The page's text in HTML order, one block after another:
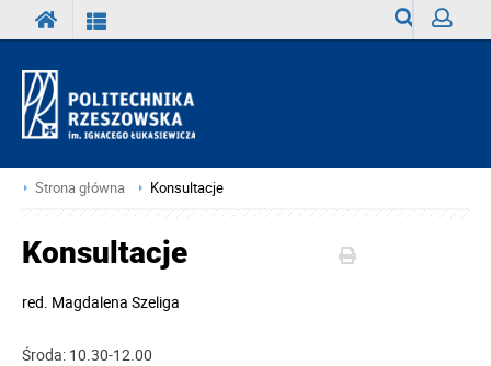
Strona główna Konsultacje
Konsultacje
red. Magdalena Szeliga
Środa: 10.30-12.00